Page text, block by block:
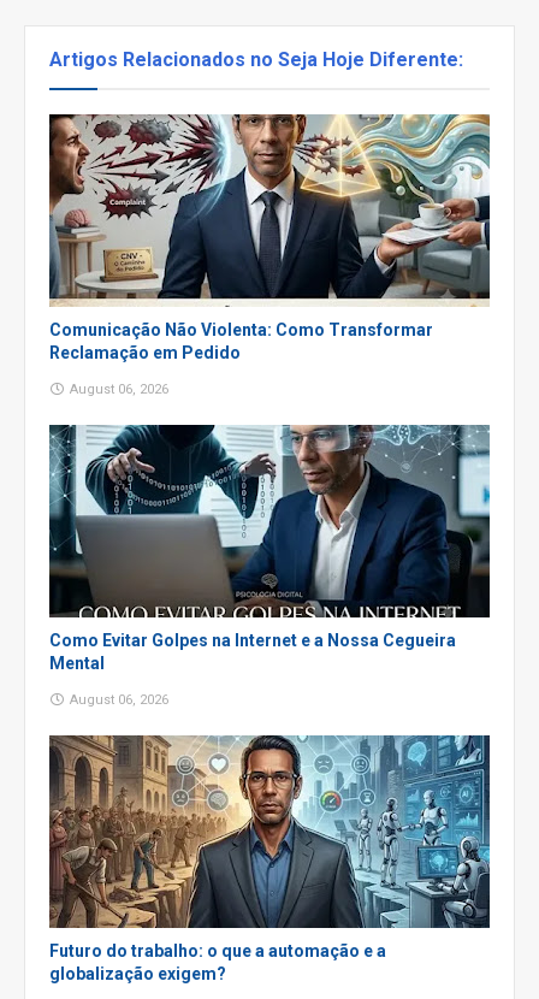
Artigos Relacionados no Seja Hoje Diferente:
Comunicação Não Violenta: Como Transformar
Reclamação em Pedido
August 06, 2026
Como Evitar Golpes na Internet e a Nossa Cegueira
Mental
August 06, 2026
Futuro do trabalho: o que a automação e a
globalização exigem?